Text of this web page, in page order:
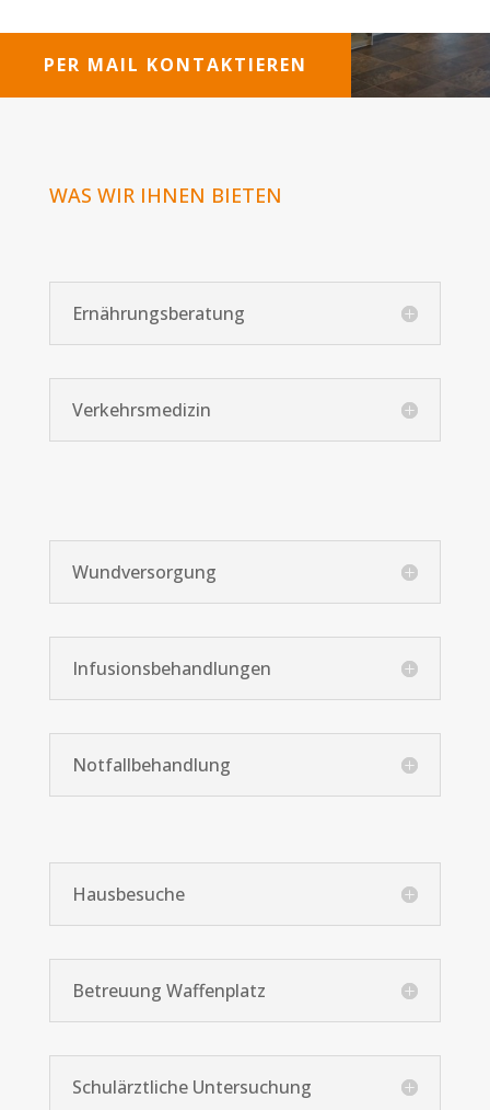
PER MAIL KONTAKTIEREN
WAS WIR IHNEN BIETEN
Ernährungsberatung
Verkehrsmedizin
Wundversorgung
Infusionsbehandlungen
Notfallbehandlung
Hausbesuche
Betreuung Waffenplatz
Schulärztliche Untersuchung